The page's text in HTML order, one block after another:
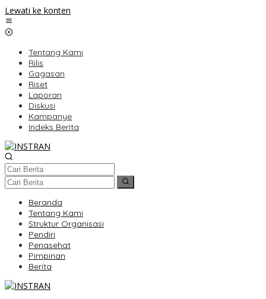
Lewati ke konten
Tentang Kami
Rilis
Gagasan
Riset
Laporan
Diskusi
Kampanye
Indeks Berita
Beranda
Tentang Kami
Struktur Organisasi
Pendiri
Penasehat
Pimpinan
Berita